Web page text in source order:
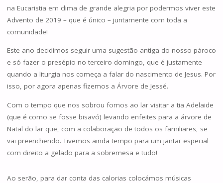
na Eucaristia em clima de grande alegria por podermos viver este
Advento de 2019 – que é único – juntamente com toda a
comunidade!
Este ano decidimos seguir uma sugestão antiga do nosso pároco
e só fazer o presépio no terceiro domingo, que é justamente
quando a liturgia nos começa a falar do nascimento de Jesus. Por
isso, por agora apenas fizemos a Árvore de Jessé.
Com o tempo que nos sobrou fomos ao lar visitar a tia Adelaide
(que é como se fosse bisavó) levando enfeites para a árvore de
Natal do lar que, com a colaboração de todos os familiares, se
vai preenchendo. Tivemos ainda tempo para um jantar especial
com direito a gelado para a sobremesa e tudo!
Ao serão, para dar conta das calorias colocámos músicas